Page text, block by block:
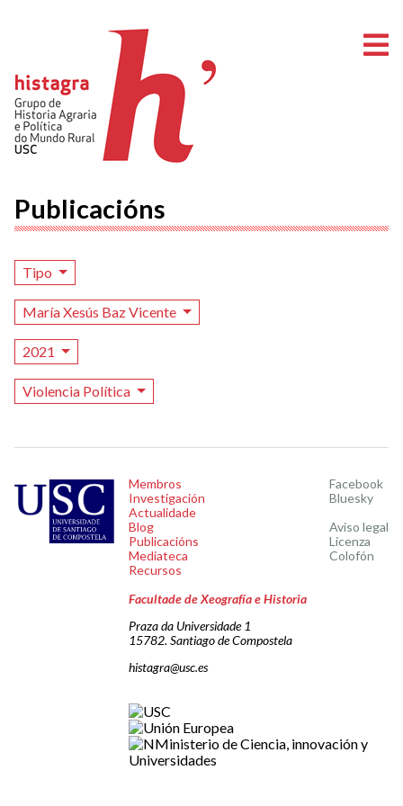
Publicacións
Tipo
María Xesús Baz Vicente
2021
Violencia Política
Membros
Investigación
Actualidade
Blog
Publicacións
Mediateca
Recursos
Facebook
Bluesky
Aviso legal
Licenza
Colofón
Facultade de Xeografía e Historia
Praza da Universidade 1
15782. Santiago de Compostela
histagra@usc.es